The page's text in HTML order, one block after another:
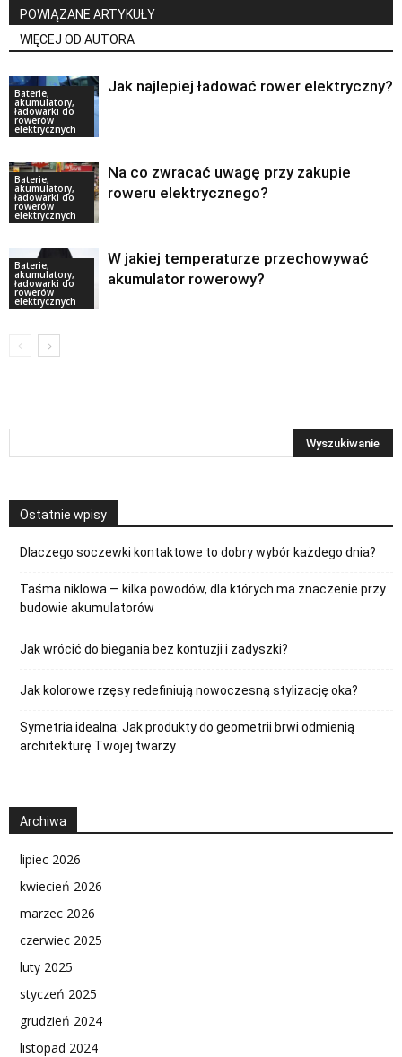
POWIĄZANE ARTYKUŁY
WIĘCEJ OD AUTORA
Baterie,
akumulatory,
ładowarki do
rowerów
elektrycznych
Jak najlepiej ładować rower elektryczny?
Baterie,
akumulatory,
ładowarki do
rowerów
elektrycznych
Na co zwracać uwagę przy zakupie
roweru elektrycznego?
Baterie,
akumulatory,
ładowarki do
rowerów
elektrycznych
W jakiej temperaturze przechowywać
akumulator rowerowy?
Ostatnie wpisy
Dlaczego soczewki kontaktowe to dobry wybór każdego dnia?
Taśma niklowa — kilka powodów, dla których ma znaczenie przy
budowie akumulatorów
Jak wrócić do biegania bez kontuzji i zadyszki?
Jak kolorowe rzęsy redefiniują nowoczesną stylizację oka?
Symetria idealna: Jak produkty do geometrii brwi odmienią
architekturę Twojej twarzy
Archiwa
lipiec 2026
kwiecień 2026
marzec 2026
czerwiec 2025
luty 2025
styczeń 2025
grudzień 2024
listopad 2024